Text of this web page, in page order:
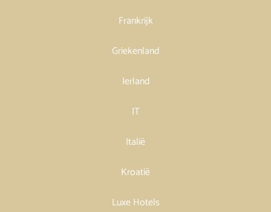
Frankrijk
Griekenland
Ierland
IT
Italië
Kroatië
Luxe Hotels